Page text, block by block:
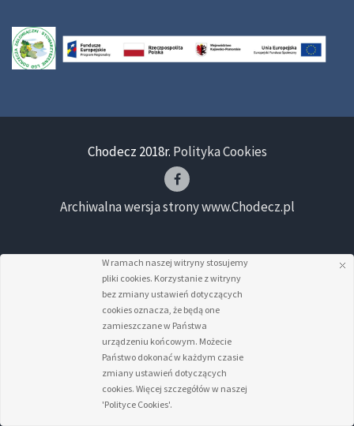
Chodecz 2018r. Polityka Cookies
Archiwalna wersja strony www.Chodecz.pl
W ramach naszej witryny stosujemy
pliki cookies. Korzystanie z witryny
bez zmiany ustawień dotyczących
cookies oznacza, że będą one
zamieszczane w Państwa
urządzeniu końcowym. Możecie
Państwo dokonać w każdym czasie
zmiany ustawień dotyczących
cookies. Więcej szczegółów w naszej
'Polityce Cookies'.